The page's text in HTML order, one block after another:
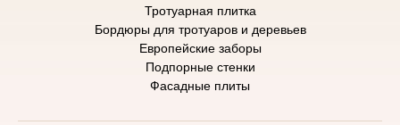
Тротуарная плитка
Бордюры для тротуаров и деревьев
Европейские заборы
Подпорные стенки
Фасадные плиты